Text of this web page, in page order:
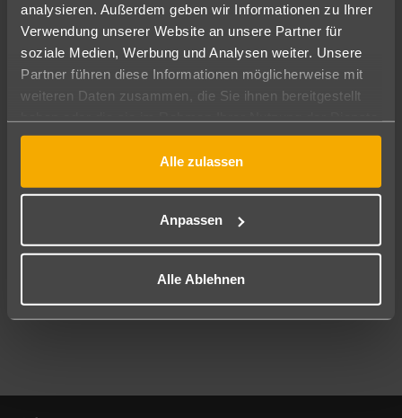
analysieren. Außerdem geben wir Informationen zu Ihrer
Verwendung unserer Website an unsere Partner für
soziale Medien, Werbung und Analysen weiter. Unsere
Partner führen diese Informationen möglicherweise mit
weiteren Daten zusammen, die Sie ihnen bereitgestellt
gesammelt haben.
Alle zulassen
Anpassen
Alle Ablehnen
Abflughafen
Alle Abflughäfen
08.08.26–06.08.27 7-21 Nächte
Mehr Filter anzeigen